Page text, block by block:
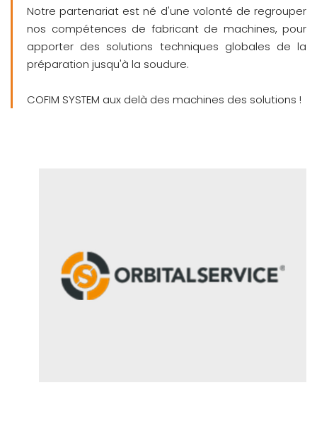
Notre partenariat est né d'une volonté de regrouper
nos compétences de fabricant de machines, pour
apporter des solutions techniques globales de la
préparation jusqu'à la soudure.
COFIM SYSTEM aux delà des machines des solutions !